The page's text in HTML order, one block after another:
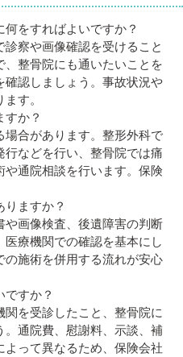
をすればよいですか？
察や画像確認を受けること
、整骨院にも通いたいことを
認しましょう。事故状況や
す。
すか？
合があります。整形外科で
などを行い、整骨院では痛
通院相談を行います。保険
ますか？
画像検査、後遺障害の判断
療機関での確認を基本にし
の施術を併用する流れが安心
ですか？
を受診したこと、整骨院に
。通院費、慰謝料、示談、補
って異なるため、保険会社